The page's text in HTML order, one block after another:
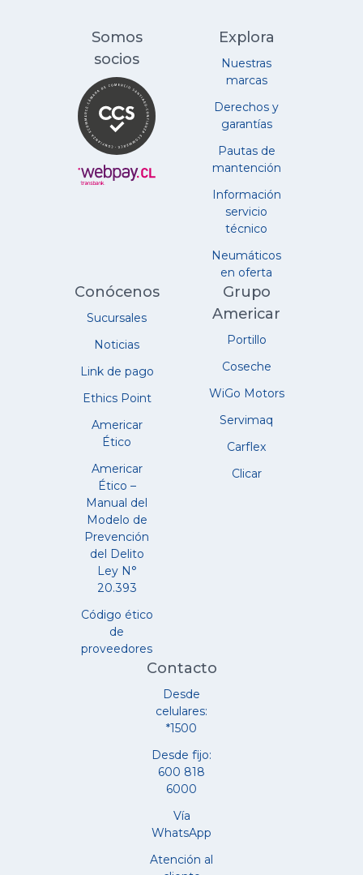
Explora
Nuestras
marcas
Derechos y
garantías
Pautas de
mantención
Información
servicio
técnico
Neumáticos
en oferta
Conócenos
Sucursales
Noticias
Link de pago
Ethics Point
Americar
Ético
Americar
Ético –
Manual del
Modelo de
Prevención
del Delito
Ley N°
20.393
Código ético
de
proveedores
Grupo
Americar
Portillo
Coseche
WiGo Motors
Servimaq
Carflex
Clicar
Contacto
Desde
celulares:
*1500
Desde fijo:
600 818
6000
Vía
WhatsApp
Atención al
Somos
socios